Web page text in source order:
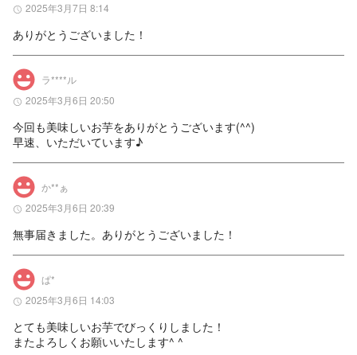
2025年3月7日 8:14
ありがとうございました！
ラ****ル
2025年3月6日 20:50
今回も美味しいお芋をありがとうございます(^^)
早速、いただいています♪
か**ぁ
2025年3月6日 20:39
無事届きました。ありがとうございました！
ぱ*
2025年3月6日 14:03
とても美味しいお芋でびっくりしました！
またよろしくお願いいたします^ ^